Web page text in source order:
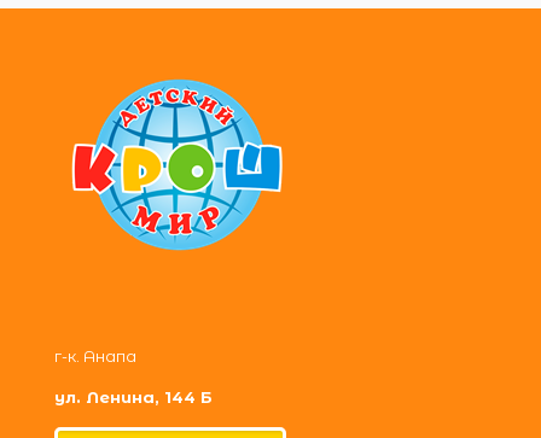
г-к. Анапа
ул. Ленина, 144 Б